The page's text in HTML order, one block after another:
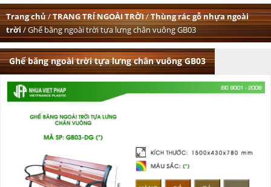
Trang chủ/TRANG TRÍ NGOÀI TRỜI/Thùng rác gỗ nhựa ngoài
trời/ Ghế băng ngoài trời tựa lưng chân vuông GB03
Ghế băng ngoài trời tựa lưng chân vuông GB03